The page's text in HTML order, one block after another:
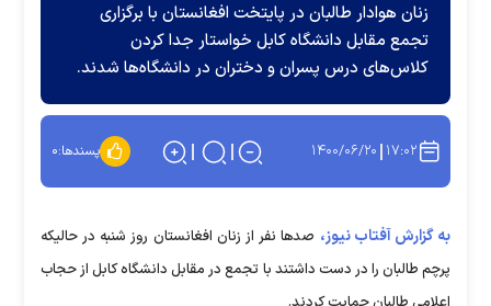
زنان هوادار طالبان در پایتخت افغانستان با برگزاری
تجمع مقابل دانشگاه کابل خواستار جدا کردن
کلاس‌های درس پسران و دختران در دانشگاه‌ها شدند.
۱۷:۰۲ ۱۴۰۰/۰۶/۲۰ پسندها:۰
به گزارش آفتاب نیوز، صدها نفر از زنان افغانستان روز شنبه در حالیکه
پرچم طالبان را در دست داشتند با تجمع در مقابل دانشگاه کابل از حجاب